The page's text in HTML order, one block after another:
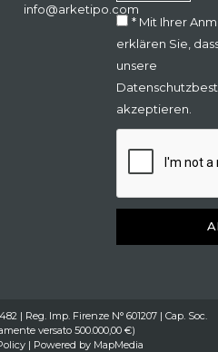
info@arketipo.com
* Mit Ihrer
erklären Sie,
unsere
akzeptieren.
| Reg. Imp. Firenze N° 601207 | Cap. Soc.
versato 500.000,00 €)
| Powered by MapMedia